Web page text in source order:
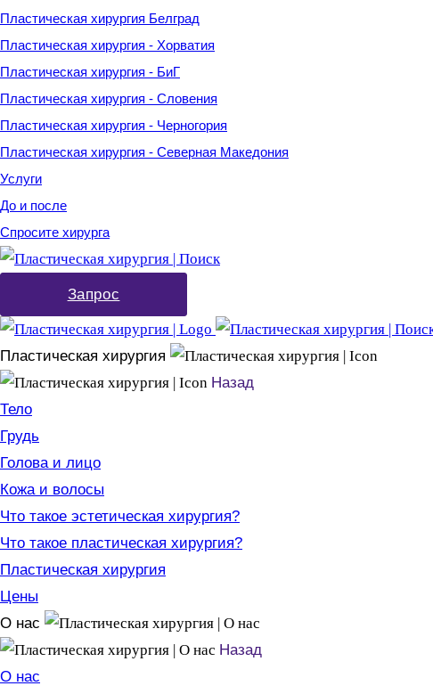
Пластическая хирургия Белград
Пластическая хирургия - Хорватия
Пластическая хирургия - БиГ
Пластическая хирургия - Словения
Пластическая хирургия - Черногория
Пластическая хирургия - Северная Македония
Услуги
До и после
Спросите хирурга
Запрос
Пластическая хирургия
Назад
Тело
Грудь
Голова и лицо
Кожа и волосы
Что такое эстетическая хирургия?
Что такое пластическая хирургия?
Пластическая хирургия
Цены
О нас
Назад
О нас